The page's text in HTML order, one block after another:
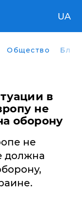
UA
Общество
в
не
оборону
не
должна